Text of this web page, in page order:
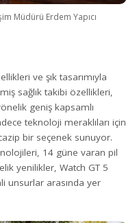
Müdürü Erdem Yapıcı
ve şık tasarımıyla
sağlık takibi özellikleri,
geniş kapsamlı
teknoloji meraklıları için
bir seçenek sunuyor.
14 güne varan pil
yenilikler, Watch GT 5
unsurlar arasında yer